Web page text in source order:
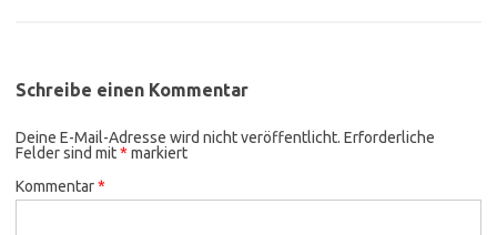
Schreibe einen Kommentar
Deine E-Mail-Adresse wird nicht veröffentlicht. Erforderliche
Felder sind mit* markiert
Kommentar*